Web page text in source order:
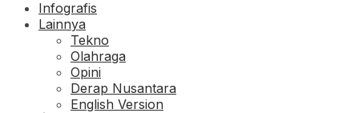
Infografis
Lainnya
Tekno
Olahraga
Opini
Derap Nusantara
English Version